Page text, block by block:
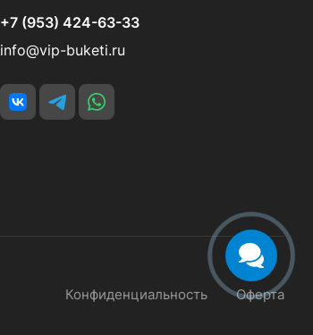
+7 (953) 424-63-33
info@vip-buketi.ru
Конфиденциальность Оферта